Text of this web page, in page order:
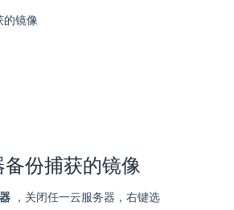
的镜像
份捕获的镜像
，关闭任一云服务器，右键选